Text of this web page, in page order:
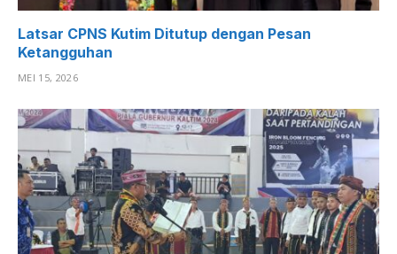
Latsar CPNS Kutim Ditutup dengan Pesan
Ketangguhan
MEI 15, 2026